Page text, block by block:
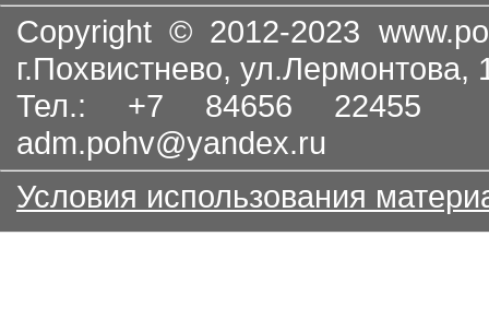
Copyright © 2012-2023
г.Похвистнево, ул.Лермонтова,
Тел.: +7 84656
adm.pohv@yandex.ru
Условия использования